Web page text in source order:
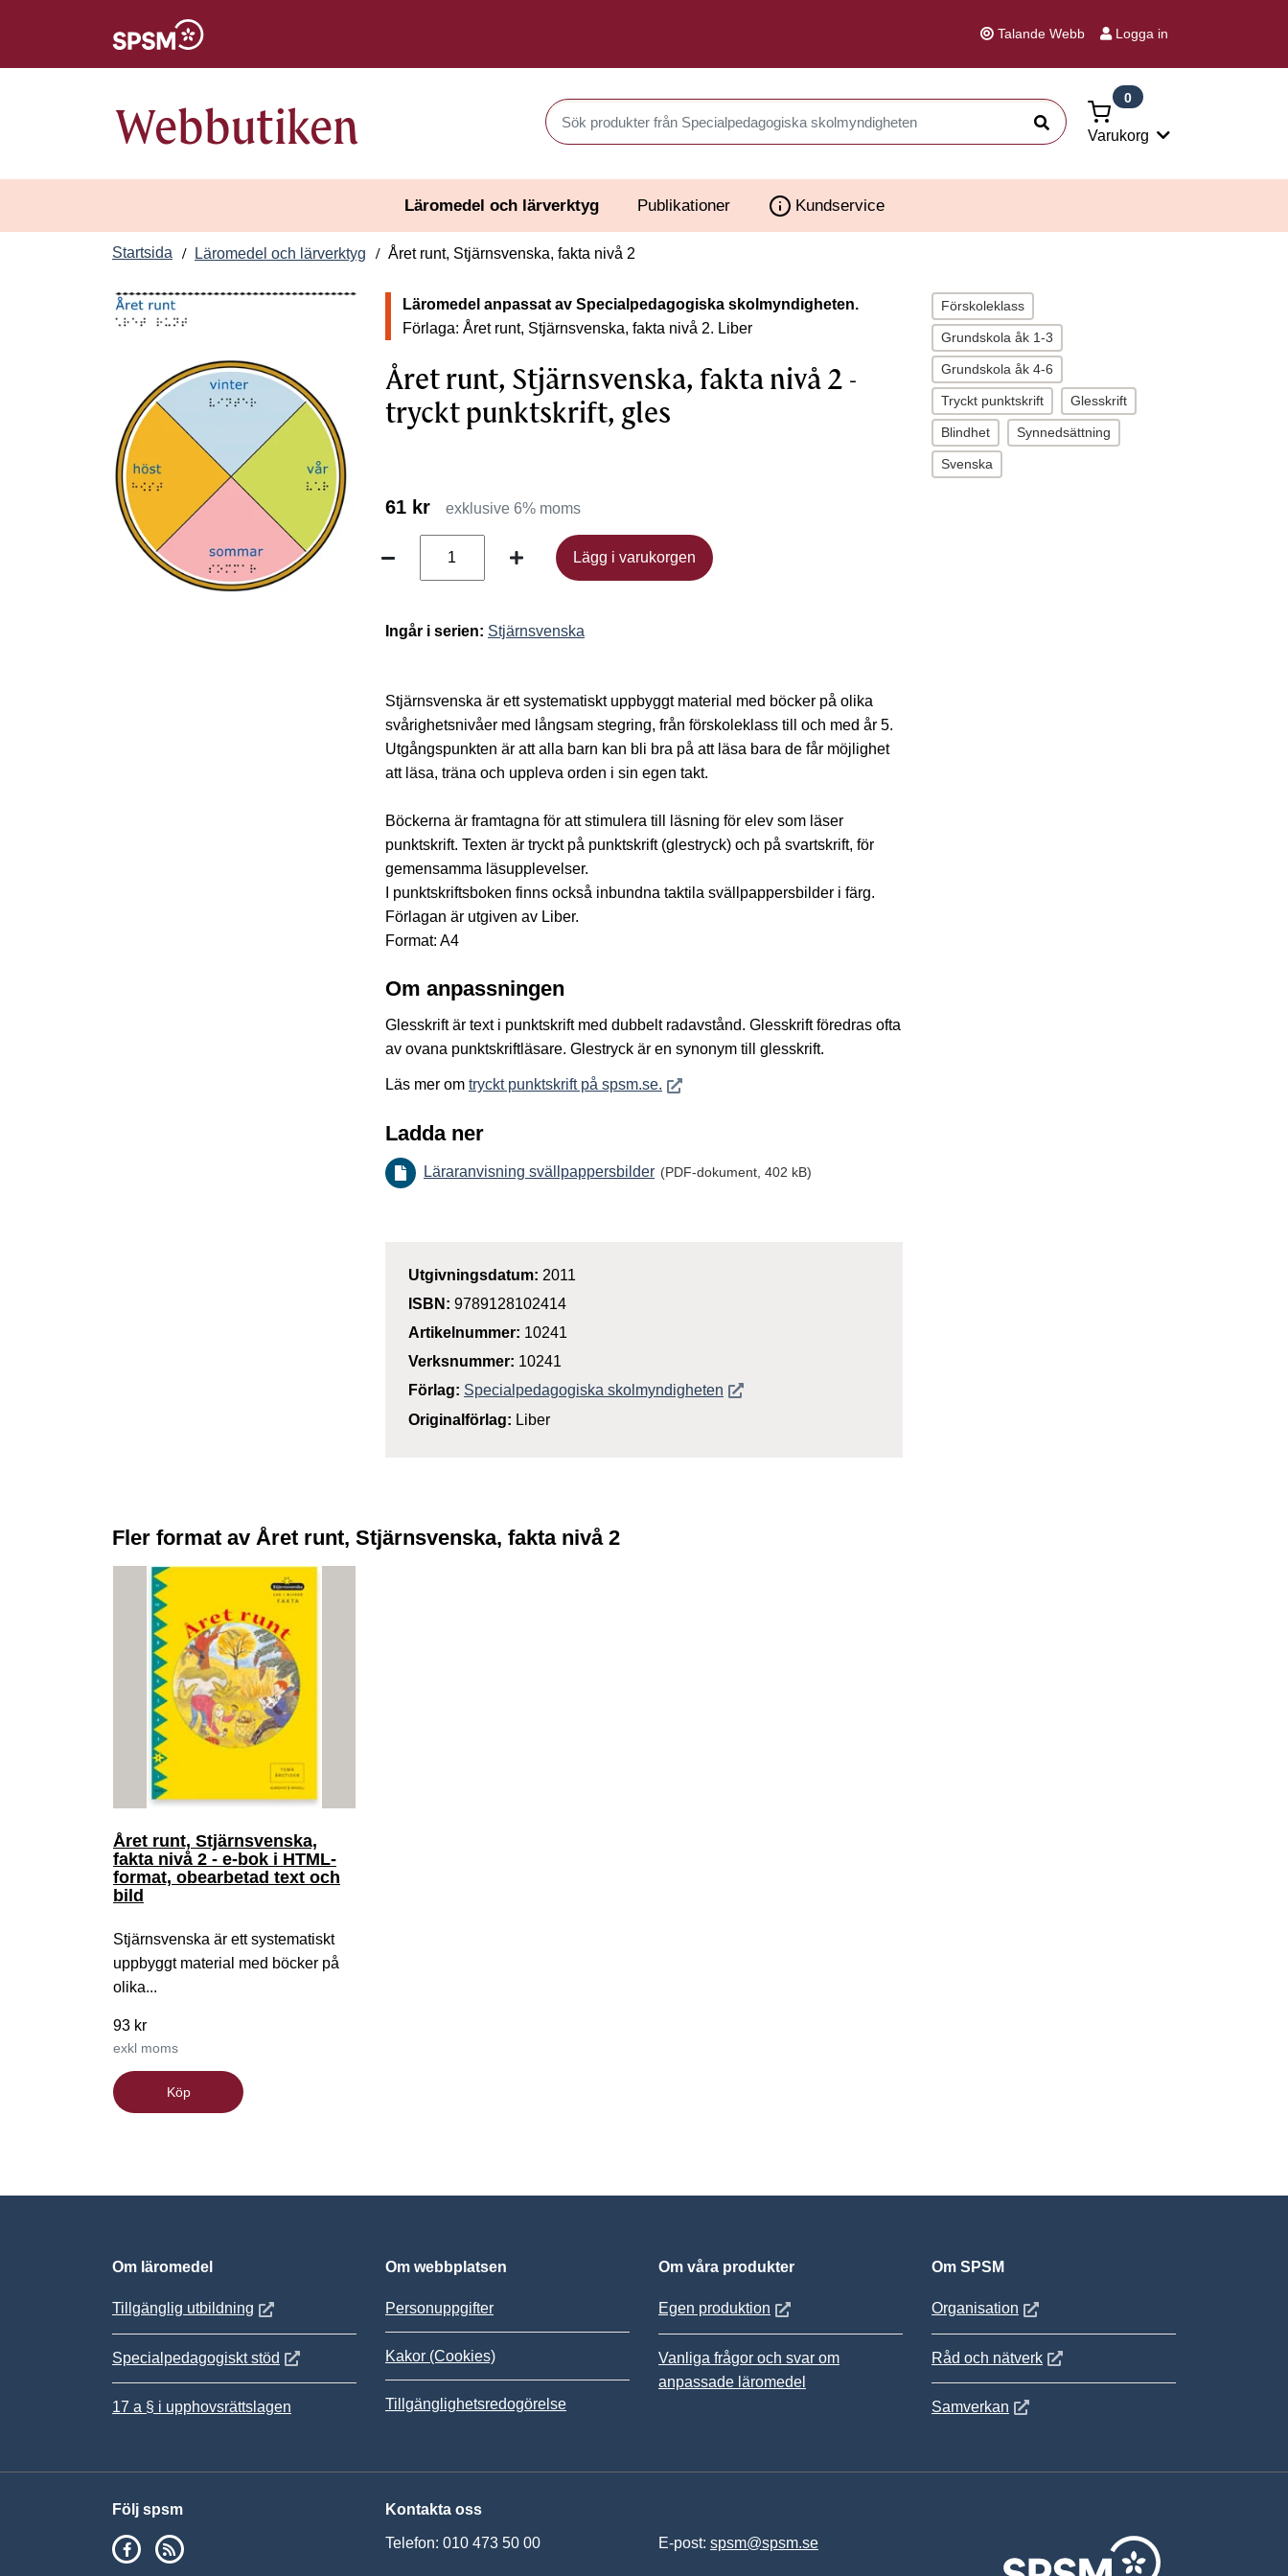
Talande Webb Logga in
Webbutiken Sök produkter i Webbutiken
Sök
Varukorg
0
Läromedel och lärverktyg Publikationer Kundservice
Startsida Läromedel och lärverktyg Året runt, Stjärnsvenska, fakta nivå 2
Läromedel anpassat av Specialpedagogiska skolmyndigheten.
Förlaga: Året runt, Stjärnsvenska, fakta nivå 2. Liber
Året runt, Stjärnsvenska, fakta nivå 2 -
tryckt punktskrift, gles
61 kr exklusive 6% moms
Lägg i varukorgen
Lägg i varukorgen
Ingår i serien: Stjärnsvenska
Stjärnsvenska är ett systematiskt uppbyggt material med böcker på olika
svårighetsnivåer med långsam stegring, från förskoleklass till och med år 5.
Utgångspunkten är att alla barn kan bli bra på att läsa bara de får möjlighet
att läsa, träna och uppleva orden i sin egen takt.
Böckerna är framtagna för att stimulera till läsning för elev som läser
punktskrift. Texten är tryckt på punktskrift (glestryck) och på svartskrift, för
gemensamma läsupplevelser.
I punktskriftsboken finns också inbundna taktila svällpappersbilder i färg.
Förlagan är utgiven av Liber.
Format: A4
Om anpassningen
Glesskrift är text i punktskrift med dubbelt radavstånd. Glesskrift föredras ofta
av ovana punktskriftläsare. Glestryck är en synonym till glesskrift.
Läs mer om tryckt punktskrift på spsm.se. Öppnas i nytt fönster
Ladda ner
Läraranvisning svällpappersbilder (PDF-dokument, 402 kB)
Utgivningsdatum: 2011
ISBN: 9789128102414
Artikelnummer: 10241
Verksnummer: 10241
Förlag: Specialpedagogiska skolmyndighetenÖppnas i nytt fönster
Originalförlag: Liber
Förskoleklass
Grundskola åk 1-3
Grundskola åk 4-6
Tryckt punktskrift Glesskrift
Blindhet Synnedsättning
Svenska
Fler format av Året runt, Stjärnsvenska, fakta nivå 2
Året runt, Stjärnsvenska,
fakta nivå 2 - e-bok i HTML-
format, obearbetad text och
bild
Stjärnsvenska är ett systematiskt
uppbyggt material med böcker på
olika...
93 kr
exkl moms
Köp
Om läromedel
Tillgänglig utbildning Öppnas i nytt fönster
Specialpedagogiskt stöd Öppnas i nytt fönster
17 a § i upphovsrättslagen
Om webbplatsen
Personuppgifter
Kakor (Cookies)
Tillgänglighetsredogörelse
Om våra produkter
Egen produktion Öppnas i nytt fönster
Vanliga frågor och svar om
anpassade läromedel
Om SPSM
Organisation Öppnas i nytt fönster
Råd och nätverkÖppnas i nytt fönster
Samverkan Öppnas i nytt fönster
Följ spsm
SPSM på Facebook
Kontakta oss
Telefon: 010 473 50 00 E-post: spsm@spsm.se